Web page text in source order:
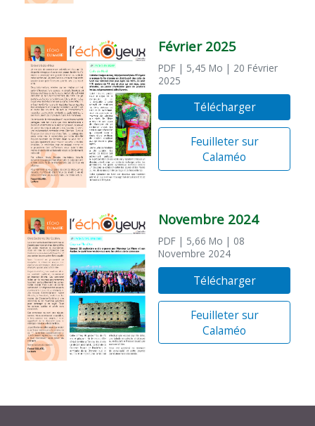
Février 2025
PDF | 5,45 Mo | 20 Février
2025
Télécharger
Feuilleter sur
Calaméo
Novembre 2024
PDF | 5,66 Mo | 08
Novembre 2024
Télécharger
Feuilleter sur
Calaméo